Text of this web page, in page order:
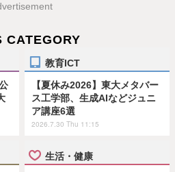
CATEGORY
教育ICT
【夏休み2026】東大メタバー
ス工学部、生成AIなどジュニ
ア講座6選
2026.7.30 Thu 11:15
生活・健康